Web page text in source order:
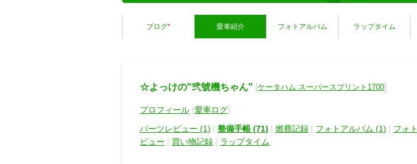
ブログ* 愛車紹介 フォトアルバム ラップタイム
☆よっけの"弐號機ちゃん" [ケータハム スーパースプリント1700]
プロフィール (愛車ログ)
パーツレビュー (1) | 整備手帳 (71) | 燃費記録 | フォトアルバム (1) | フォト
ビュー | 買い物記録 | ラップタイム